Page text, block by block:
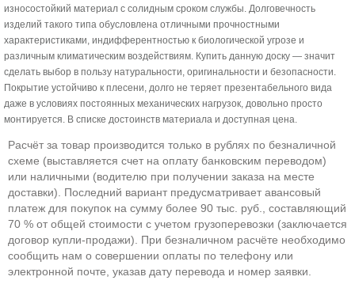
износостойкий материал с солидным сроком службы. Долговечность
изделий такого типа обусловлена отличными прочностными
характеристиками, индифферентностью к биологической угрозе и
различным климатическим воздействиям. Купить данную доску — значит
сделать выбор в пользу натуральности, оригинальности и безопасности.
Покрытие устойчиво к плесени, долго не теряет презентабельного вида
даже в условиях постоянных механических нагрузок, довольно просто
монтируется. В списке достоинств материала и доступная цена.
Расчёт за товар производится только в рублях по безналичной
схеме (выставляется счет на оплату банковским переводом)
или наличными (водителю при получении заказа на месте
доставки). Последний вариант предусматривает авансовый
платеж для покупок на сумму более 90 тыс. руб., составляющий
70 % от общей стоимости с учетом грузоперевозки (заключается
договор купли-продажи). При безналичном расчёте необходимо
сообщить нам о совершении оплаты по телефону или
электронной почте, указав дату перевода и номер заявки.